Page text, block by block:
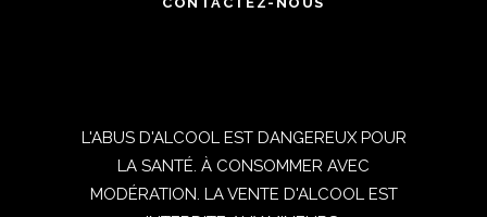
L'ABUS D'ALCOOL EST DANGEREUX POUR
LA SANTÉ. À CONSOMMER AVEC
MODÉRATION. LA VENTE D'ALCOOL EST